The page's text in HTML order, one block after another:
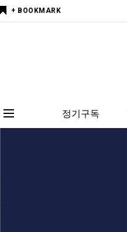
+ BOOKMARK
정기구독